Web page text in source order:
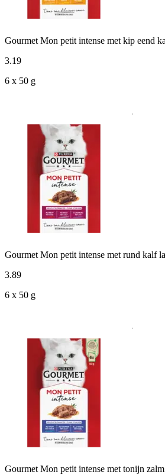
Gourmet Mon petit intense met kip eend
3.19
6 x 50 g
Gourmet Mon petit intense met rund kalf
3.89
6 x 50 g
Gourmet Mon petit intense met tonijn